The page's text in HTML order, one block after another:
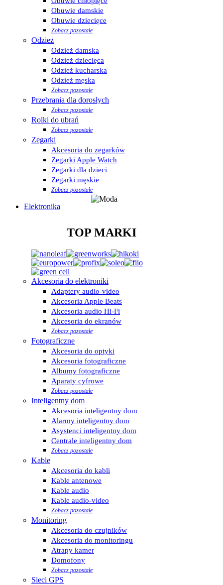
Obuwie damskie
Obuwie dziecięce
Zobacz pozostałe
Odzież
Odzież damska
Odzież dziecięca
Odzież kucharska
Odzież męska
Zobacz pozostałe
Przebrania dla dorosłych
Zobacz pozostałe
Rolki do ubrań
Zobacz pozostałe
Zegarki
Akcesoria do zegarków
Zegarki Apple Watch
Zegarki dla dzieci
Zegarki męskie
Zobacz pozostałe
Elektronika
TOP MARKI
Akcesoria do elektroniki
Adaptery audio-video
Akcesoria Apple Beats
Akcesoria audio Hi-Fi
Akcesoria do ekranów
Zobacz pozostałe
Fotograficzne
Akcesoria do optyki
Akcesoria fotograficzne
Albumy fotograficzne
Aparaty cyfrowe
Zobacz pozostałe
Inteligentny dom
Akcesoria inteligentny dom
Alarmy inteligentny dom
Asystenci inteligentny dom
Centrale inteligentny dom
Zobacz pozostałe
Kable
Akcesoria do kabli
Kable antenowe
Kable audio
Kable audio-video
Zobacz pozostałe
Monitoring
Akcesoria do czujników
Akcesoria do monitoringu
Atrapy kamer
Domofony
Zobacz pozostałe
Sieci GPS